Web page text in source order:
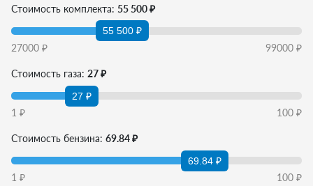
Стоимость комплекта: 55 500 ₽
55 500 ₽
27000 ₽ 99000 ₽
Стоимость газа: 27 ₽
27 ₽
1 ₽ 100 ₽
Стоимость бензина: 69.84 ₽
69.84 ₽
1 ₽ 100 ₽